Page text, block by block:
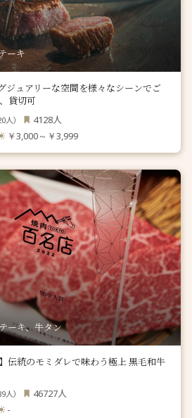
ーキ
ジュアリーな空間を様々なシーンでご
貸切可
人） 4128人
￥3,000～￥3,999
ーキ、牛タン
伝統のモミダレで味わう極上 黒毛和牛
人） 46727人
-